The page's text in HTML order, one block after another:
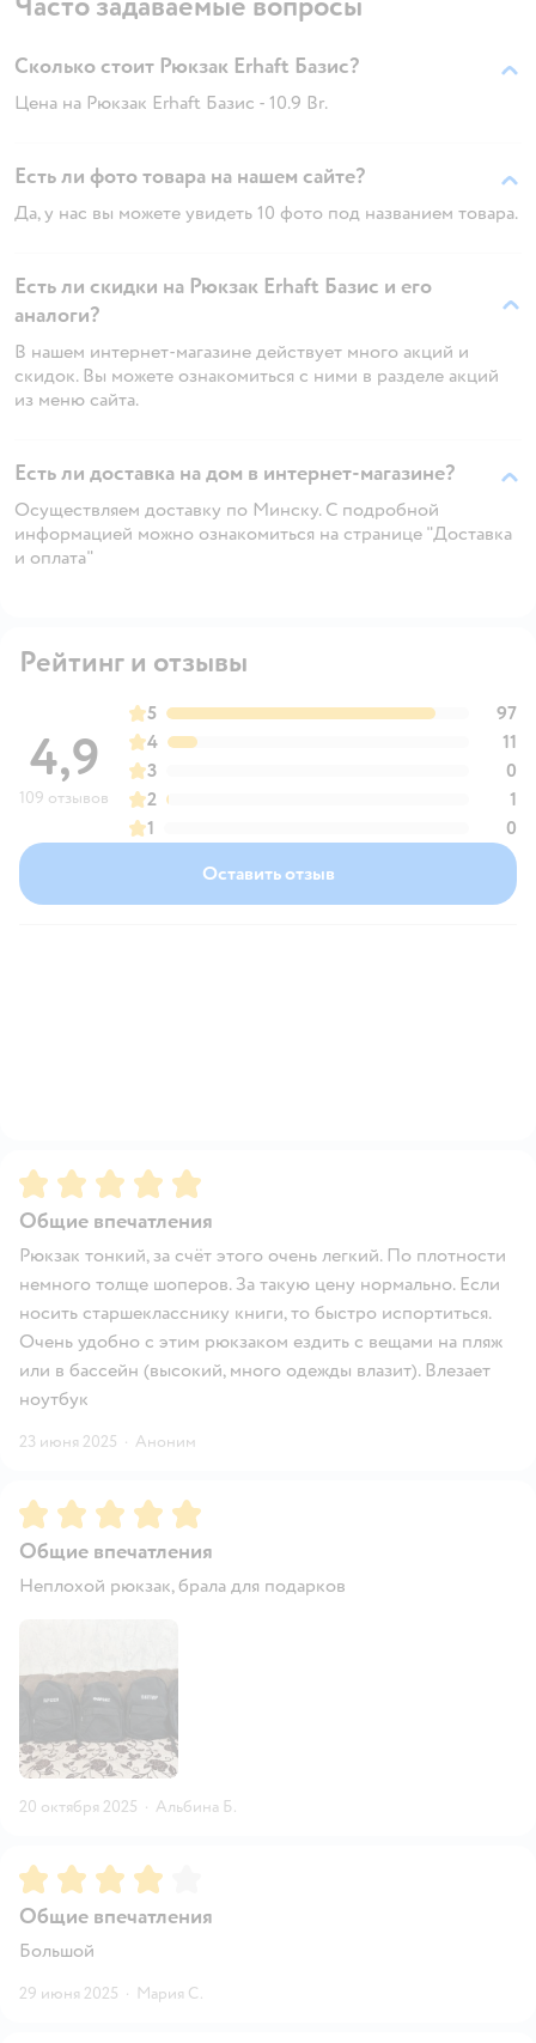
Сколько стоит Рюкзак Erhaft Базис?
Цена на Рюкзак Erhaft Базис - 10.9 Br.
Есть ли фото товара на нашем сайте?
Да, у нас вы можете увидеть 10 фото под названием товара.
Есть ли скидки на Рюкзак Erhaft Базис и его
аналоги?
В нашем интернет-магазине действует много акций и
скидок. Вы можете ознакомиться с ними в разделе акций
из меню сайта.
Есть ли доставка на дом в интернет-магазине?
Осуществляем доставку по Минску. С подробной
информацией можно ознакомиться на странице "Доставка
и оплата"
Рейтинг и отзывы
4,9
109 отзывов
5
97
4
11
3
0
2
1
1
0
Оставить отзыв
Рейтинг:5
Общие впечатления
Рюкзак тонкий, за счёт этого очень легкий. По плотности
немного толще шоперов. За такую цену нормально. Если
носить старшекласснику книги, то быстро испортиться.
Очень удобно с этим рюкзаком ездить с вещами на пляж
или в бассейн (высокий, много одежды влазит). Влезает
ноутбук
23 июня 2025 · Аноним
Рейтинг:5
Общие впечатления
Неплохой рюкзак, брала для подарков
20 октября 2025 · Альбина Б.
Рейтинг:4
Общие впечатления
Большой
29 июня 2025 · Мария С.